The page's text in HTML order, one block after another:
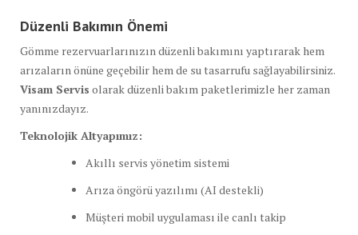
Düzenli Bakımın Önemi
Gömme rezervuarlarınızın düzenli bakımını yaptırarak hem
arızaların önüne geçebilir hem de su tasarrufu sağlayabilirsiniz.
Visam Servis olarak düzenli bakım paketlerimizle her zaman
yanınızdayız.
Teknolojik Altyapımız:
Akıllı servis yönetim sistemi
Arıza öngörü yazılımı (AI destekli)
Müşteri mobil uygulaması ile canlı takip